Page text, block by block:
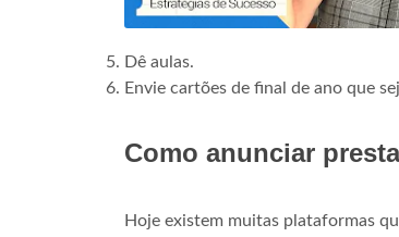
Dê aulas.
Envie cartões de final de ano que
Como anunciar
Hoje existem muitas plataformas